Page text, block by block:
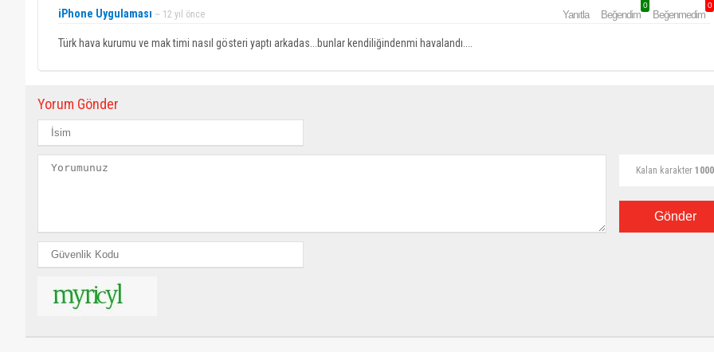
iPhone Uygulaması ~ 12 yıl önce Yanıtla Beğendim
0
Beğenmedim
0
Türk hava kurumu ve mak timi nasıl gösteri yaptı arkadas...bunlar kendiliğindenmi havalandı....
Yorum Gönder
Kalan karakter 1000
Gönder